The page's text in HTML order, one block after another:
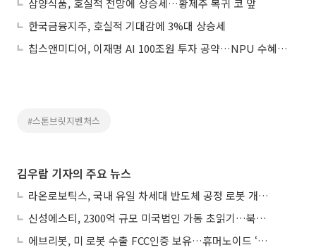
한국금융지주, 호실적 기대감에 3%대 상승세
칩스앤미디어, 이재명 AI 100조원 투자 공약…NPU 수혜 기대감에 상승세
#스톤브릿지벤처스
김우람 기자의 주요 뉴스
라온로보틱스, 국내 유일 차세대 반도체 공정 로봇 개발 ‘고객사 테스트 진행’
신성에스티, 2300억 규모 미국법인 가동 초읽기…북미 ESS 공략 본격화
에브리봇, 미 로봇 수출 FCC인증 보유…휴머노이드 ‘AI 두뇌’ 탑재 속도